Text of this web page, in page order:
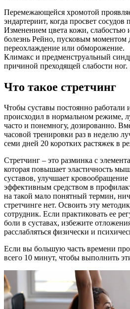
Перемежающейся хромотой
эндартериит, когда просвет сосудов
Изменением цвета кожи, слабостью
болезнь Рейно, пусковым моментом
переохлаждение или обморожение.
Климакс и предменструальный
причиной преходящей слабости ног.
Что такое стретчинг
Чтобы суставы постоянно работали
происходил в нормальном режиме,
часто и понемногу, дозированно.
часовой тренировки раз в неделю
семи дней 20 коротких растяжек в
Стретчинг – это разминка с
которая повышает эластичность
суставов, улучшает
эффективным средством в
на такой мало понятный термин,
стретчинге нет. Освоить эту
сотрудник. Если практиковать ее
боли в суставах, избежите
расслабляться физически и
Если вы большую часть времени
всего 10 минут, чтобы выполнить